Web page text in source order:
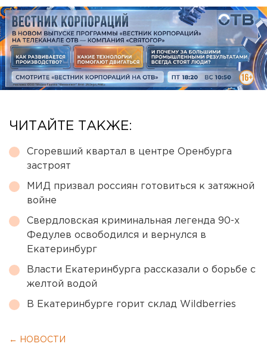
ЧИТАЙТЕ ТАКЖЕ:
Сгоревший квартал в центре Оренбурга
застроят
МИД призвал россиян готовиться к затяжной
войне
Свердловская криминальная легенда 90-х
Федулев освободился и вернулся в
Екатеринбург
Власти Екатеринбурга рассказали о борьбе с
желтой водой
В Екатеринбурге горит склад Wildberries
← НОВОСТИ